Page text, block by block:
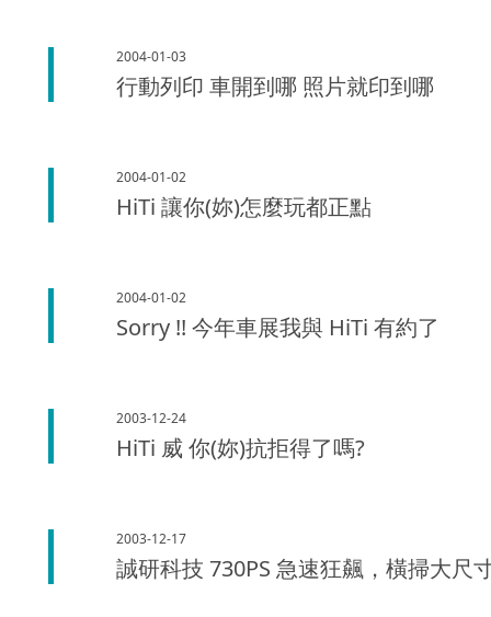
2004-01-03
行動列印 車開到哪 照片就印到哪
2004-01-02
HiTi 讓你(妳)怎麼玩都正點
2004-01-02
Sorry !! 今年車展我與 HiTi 有約了
2003-12-24
HiTi 威 你(妳)抗拒得了嗎?
2003-12-17
誠研科技 730PS 急速狂飆，橫掃大尺